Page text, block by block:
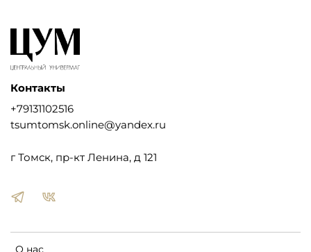
О нас
Контакты
+79131102516
tsumtomsk.online@yandex.ru
г Томск, пр-кт Ленина, д 121